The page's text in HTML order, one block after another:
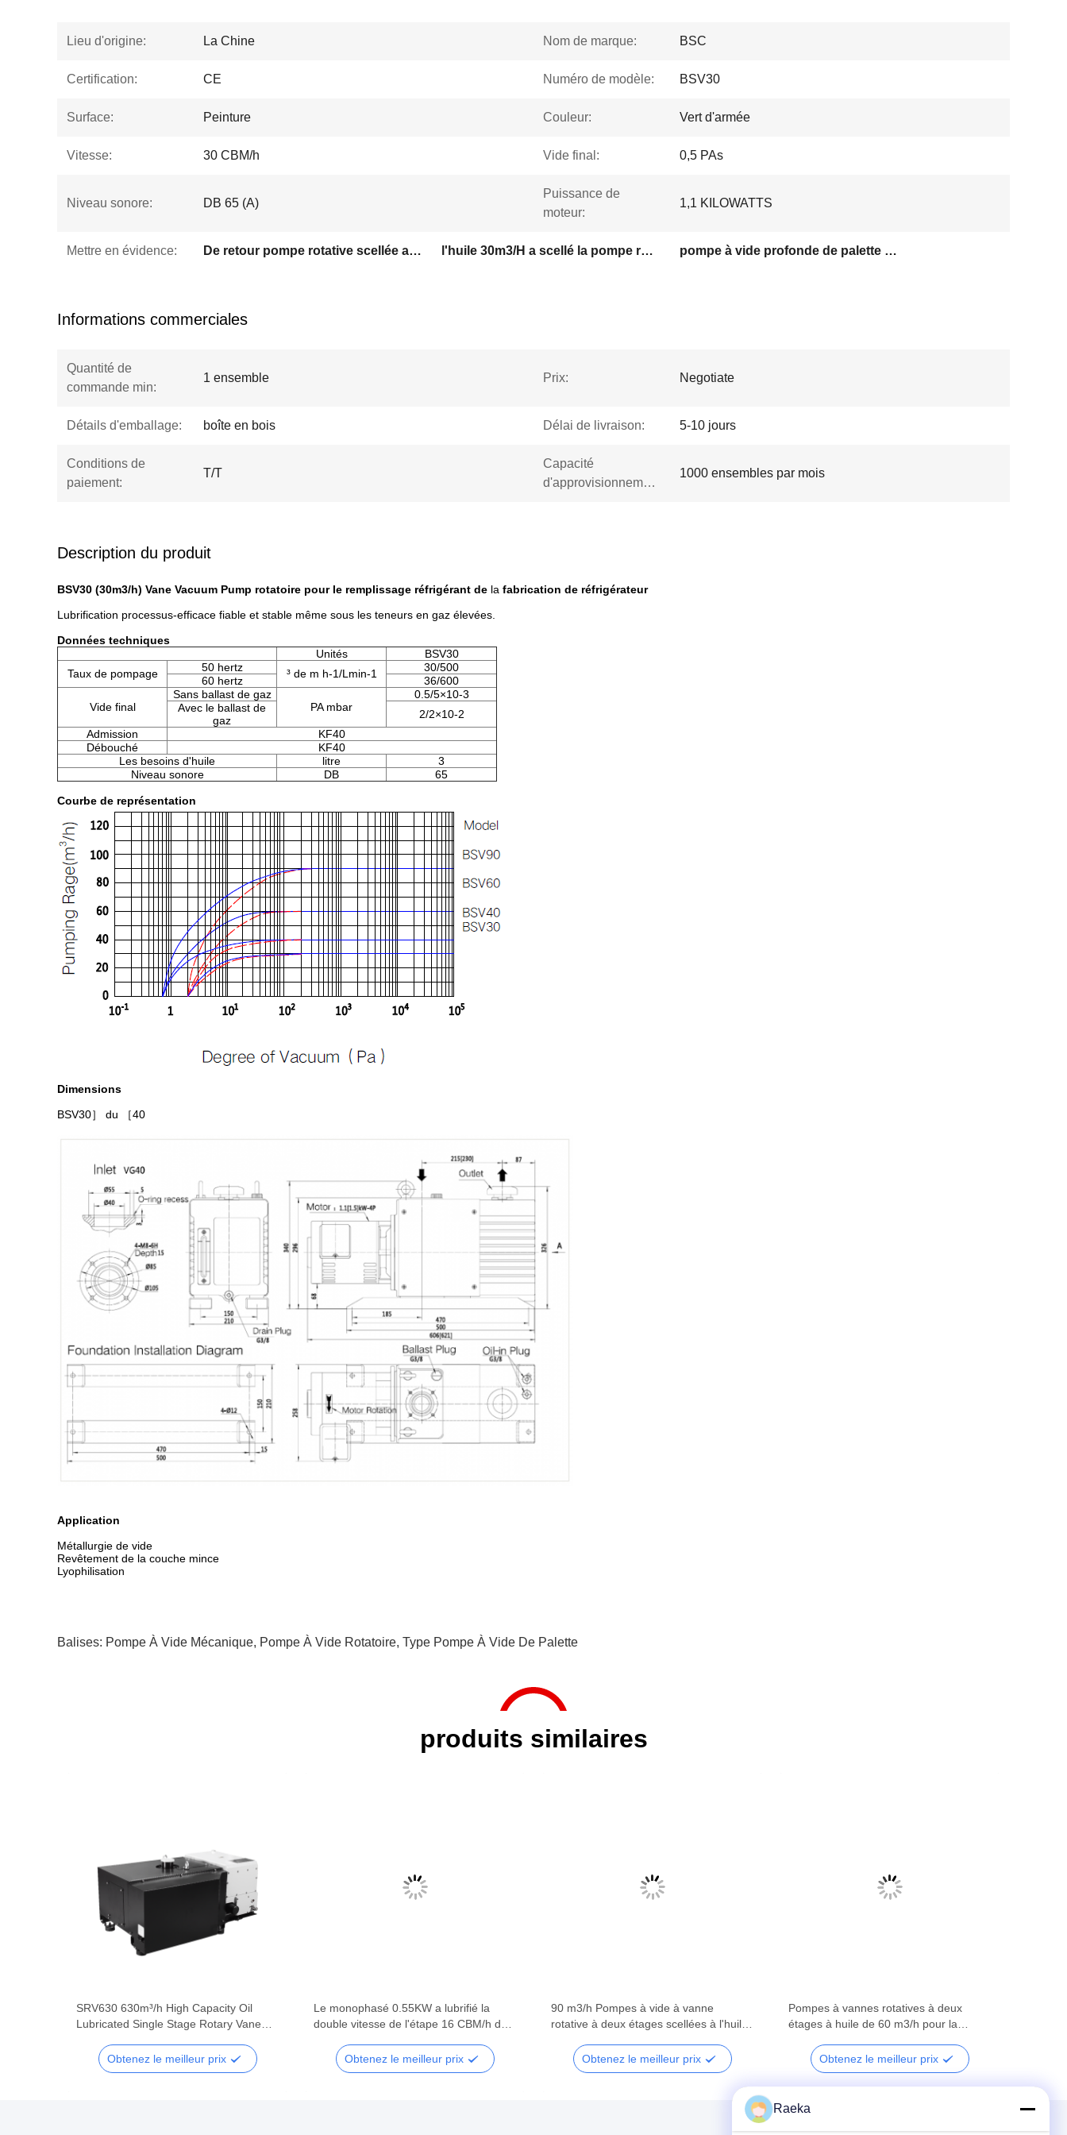
Lieu d'origine: La Chine Nom de marque: BSC
Certification: CE Numéro de modèle: BSV30
Surface: Peinture Couleur: Vert d'armée
Vitesse: 30 CBM/h Vide final: 0,5 PAs
Niveau sonore: DB 65 (A)
Puissance de
moteur:
1,1 KILOWATTS
Mettre en évidence: De retour pompe rotative scellée anti par huile l'huile 30m3/H a scellé la pompe rotative pompe à vide profonde de palette rotatoire stable
Informations commerciales
Quantité de
commande min:
1 ensemble Prix: Negotiate
Détails d'emballage: boîte en bois Délai de livraison: 5-10 jours
Conditions de
paiement:
T/T
Capacité
d'approvisionnement:
1000 ensembles par mois
Description du produit
BSV30 (30m3/h) Vane Vacuum Pump rotatoire pour le remplissage réfrigérant de la fabrication de réfrigérateur
Lubrification processus-efficace fiable et stable même sous les teneurs en gaz élevées.
Données techniques
Unités
BSV30
Taux de pompage
50 hertz ³ de m h-1/Lmin-1
30/500
60 hertz
36/600
Vide final
Sans ballast de gaz
PA mbar
0.5/5×10-3
Avec le ballast de
gaz
2/2×10-2
Admission
KF40
Débouché
KF40
Les besoins d'huile
litre
3
Niveau sonore
DB 65
Courbe de représentation
Dimensions
BSV30］ du ［40
Application
Métallurgie de vide
Revêtement de la couche mince
Lyophilisation
Balises: Pompe À Vide Mécanique, Pompe À Vide Rotatoire, Type Pompe À Vide De Palette
produits similaires
SRV630 630m³/h High Capacity Oil
Lubricated Single Stage Rotary Vane
Obtenez le meilleur prix
Le monophasé 0.55KW a lubrifié la
double vitesse de l'étape 16 CBM/h de
Obtenez le meilleur prix
90 m3/h Pompes à vide à vanne
rotative à deux étages scellées à l'huile
Obtenez le meilleur prix
Pompes à vannes rotatives à deux
étages à huile de 60 m3/h pour la
Obtenez le meilleur prix
Raeka